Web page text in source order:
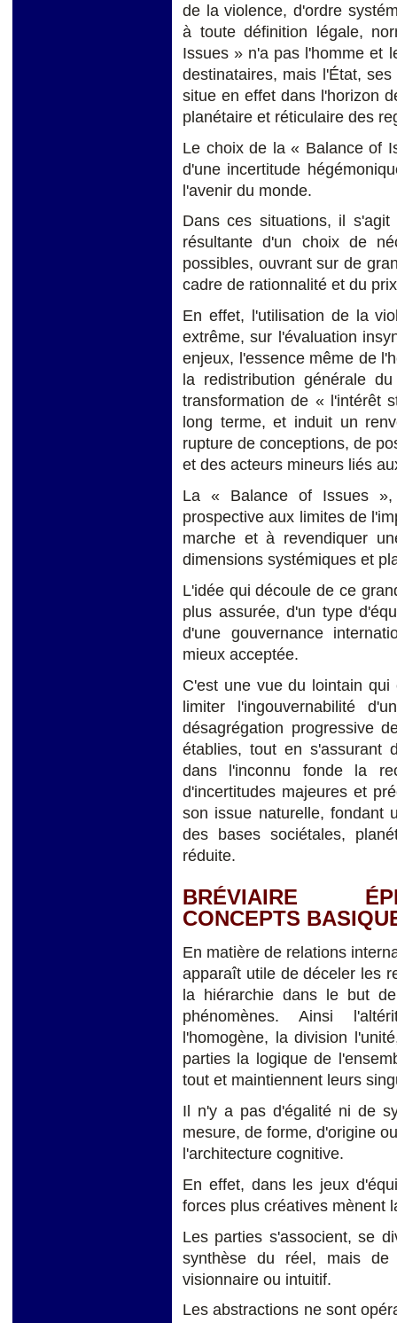
de la violence, d'ordre
à toute définition légale,
Issues » n'a pas l'homme et
destinataires, mais l'État,
situe en effet dans l'horizon
planétaire et réticulaire des
Le choix de la « Balance of
d'une incertitude
l'avenir du monde.
Dans ces situations, il
résultante d'un choix de
possibles, ouvrant sur de
cadre de rationnalité et du
En effet, l'utilisation de la
extrême, sur l'évaluation
enjeux, l'essence même de
la redistribution générale
transformation de « l'intérêt
long terme, et induit un
rupture de conceptions, de
et des acteurs mineurs liés
La « Balance of Issues
prospective aux limites de
marche et à revendiquer
dimensions systémiques et
L'idée qui découle de ce
plus assurée, d'un type
d'une gouvernance
mieux acceptée.
C'est une vue du lointain
limiter l'ingouvernabilité
désagrégation progressive
établies, tout en s'assurant
dans l'inconnu fonde la
d'incertitudes majeures et
son issue naturelle, fondant
des bases sociétales,
réduite.
BRÉVIAIRE
CONCEPTS
En matière de relations
apparaît utile de déceler les
la hiérarchie dans le but
phénomènes. Ainsi
l'homogène, la division
parties la logique de
tout et maintiennent leurs
Il n'y a pas d'égalité ni de
mesure, de forme, d'origine
l'architecture cognitive.
En effet, dans les jeux
forces plus créatives mènent
Les parties s'associent, se
synthèse du réel, mais de
visionnaire ou intuitif.
Les abstractions ne sont